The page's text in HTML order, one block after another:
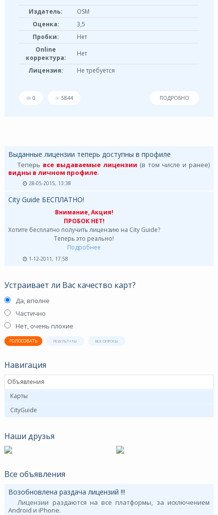
Издатель:
OSM
Оценка:
3,5
Пробки:
Нет
Online
корректура:
Нет
Лицензия: Не требуется
0 5844 ПОДРОБНО
Выданные лицензии теперь доступны в профиле
Теперь все выдаваемые лицензии (в том числе и ранее)
видны в личном профиле.
28-05-2015, 13:38
City Guide БЕСПЛАТНО!
Внимание, Акция!
ПРОБОК НЕТ!
Хотите бесплатно получить лицензию на City Guide?
Теперь это реально!
Подробнее
1-12-2011, 17:58
Устраивает ли Вас качество карт?
Да, вполне
Частично
Нет, очень плохие
ГОЛОСОВАТЬ РЕЗУЛЬТАТЫ ВСЕ ОПРОСЫ
Навигация
Объявления
Карты
CityGuide
Наши друзья
Все объявления
Возобновлена раздача лицензий !!!
Лицензии раздаются на все платформы, за исключением
Android и iPhone.